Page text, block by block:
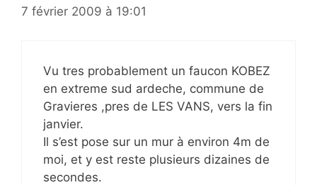
7 février 2009 à 19:01
Vu tres probablement un faucon KOBEZ
en extreme sud ardeche, commune de
Gravieres ,pres de LES VANS, vers la fin
janvier.
Il s’est pose sur un mur à environ 4m de
moi, et y est reste plusieurs dizaines de
secondes.